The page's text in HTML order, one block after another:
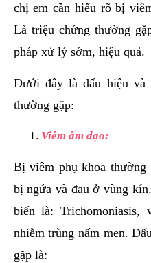
chị em cần hiểu rõ bị
Là triệu chứng thường
pháp xử lý sớm, hiệu quả.
Dưới đây là dấu hiệu và
thường gặp:
Viêm âm đạo:
Bị viêm phụ khoa thường
bị ngứa và đau ở vùng
biến là:
nhiễm trùng nấm men.
gặp là: